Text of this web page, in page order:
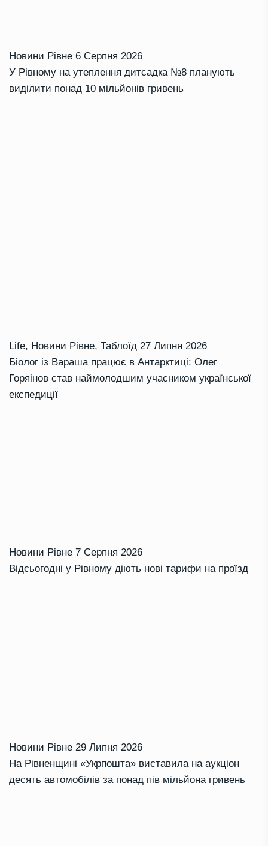
Новини Рівне 6 Серпня 2026
У Рівному на утеплення дитсадка №8 планують
виділити понад 10 мільйонів гривень
Life, Новини Рівне, Таблоїд 27 Липня 2026
Біолог із Вараша працює в Антарктиці: Олег
Горяінов став наймолодшим учасником української
експедиції
Новини Рівне 7 Серпня 2026
Відсьогодні у Рівному діють нові тарифи на проїзд
Новини Рівне 29 Липня 2026
На Рівненщині «Укрпошта» виставила на аукціон
десять автомобілів за понад пів мільйона гривень